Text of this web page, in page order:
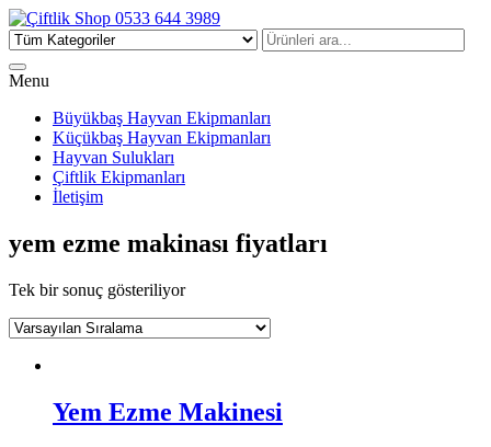
Çiftlik Shop 0533 644 3989
Menu
Büyükbaş Hayvan Ekipmanları
Küçükbaş Hayvan Ekipmanları
Hayvan Sulukları
Çiftlik Ekipmanları
İletişim
yem ezme makinası fiyatları
Tek bir sonuç gösteriliyor
Yem Ezme Makinesi